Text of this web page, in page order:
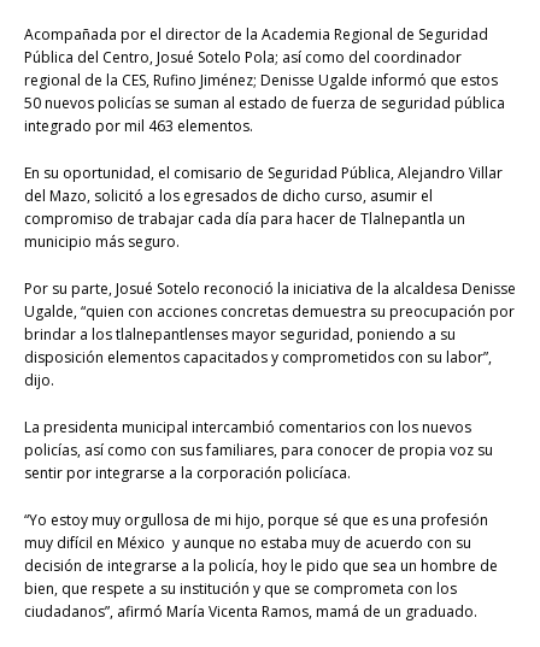
Acompañada por el director de la Academia Regional de Seguridad
Pública del Centro, Josué Sotelo Pola; así como del coordinador
regional de la CES, Rufino Jiménez; Denisse Ugalde informó que estos
50 nuevos policías se suman al estado de fuerza de seguridad pública
integrado por mil 463 elementos.
En su oportunidad, el comisario de Seguridad Pública, Alejandro Villar
del Mazo, solicitó a los egresados de dicho curso, asumir el
compromiso de trabajar cada día para hacer de Tlalnepantla un
municipio más seguro.
Por su parte, Josué Sotelo reconoció la iniciativa de la alcaldesa Denisse
Ugalde, “quien con acciones concretas demuestra su preocupación por
brindar a los tlalnepantlenses mayor seguridad, poniendo a su
disposición elementos capacitados y comprometidos con su labor”,
dijo.
La presidenta municipal intercambió comentarios con los nuevos
policías, así como con sus familiares, para conocer de propia voz su
sentir por integrarse a la corporación policíaca.
“Yo estoy muy orgullosa de mi hijo, porque sé que es una profesión
muy difícil en México y aunque no estaba muy de acuerdo con su
decisión de integrarse a la policía, hoy le pido que sea un hombre de
bien, que respete a su institución y que se comprometa con los
ciudadanos”, afirmó María Vicenta Ramos, mamá de un graduado.